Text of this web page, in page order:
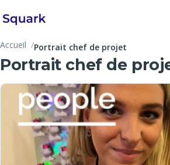
Accueil Portrait chef de projet
Portrait chef de